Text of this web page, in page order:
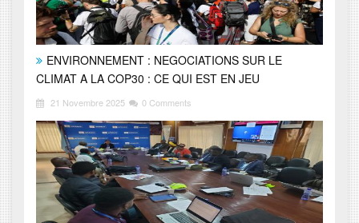
ENVIRONNEMENT : NEGOCIATIONS SUR LE
CLIMAT A LA COP30 : CE QUI EST EN JEU
21 Novembre 2025 0 Comments